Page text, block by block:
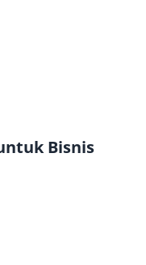
Bisnis